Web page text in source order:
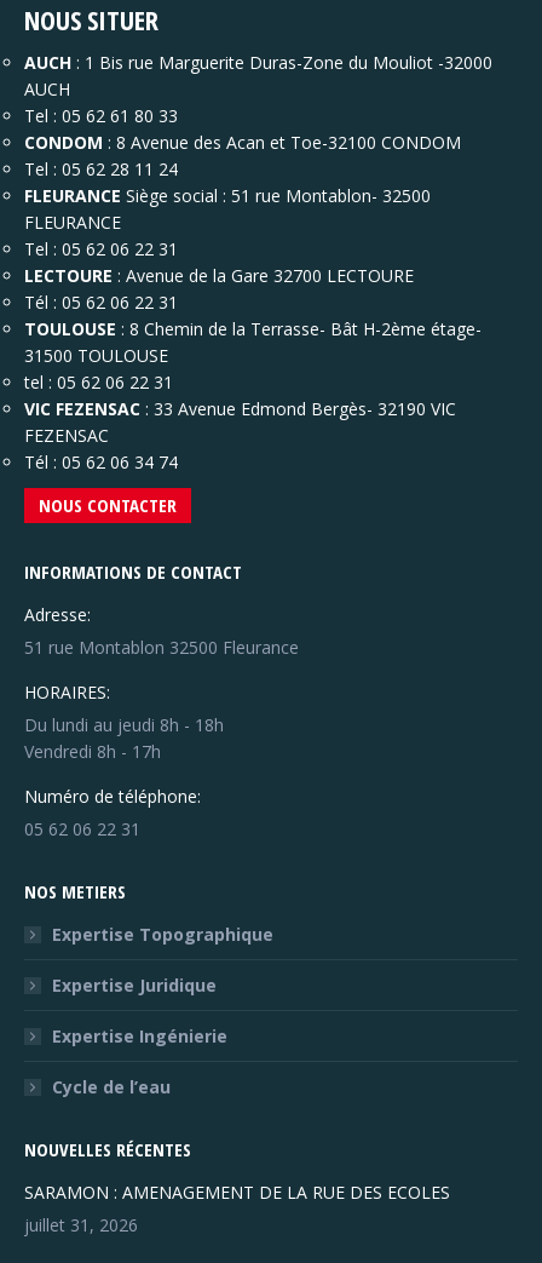
NOUS SITUER
AUCH : 1 Bis rue Marguerite Duras-Zone du Mouliot -32000
AUCH
Tel : 05 62 61 80 33
CONDOM : 8 Avenue des Acan et Toe-32100 CONDOM
Tel : 05 62 28 11 24
FLEURANCE Siège social : 51 rue Montablon- 32500
FLEURANCE
Tel : 05 62 06 22 31
LECTOURE : Avenue de la Gare 32700 LECTOURE
Tél : 05 62 06 22 31
TOULOUSE : 8 Chemin de la Terrasse- Bât H-2ème étage-
31500 TOULOUSE
tel : 05 62 06 22 31
VIC FEZENSAC : 33 Avenue Edmond Bergès- 32190 VIC
FEZENSAC
Tél : 05 62 06 34 74
NOUS CONTACTER
INFORMATIONS DE CONTACT
Adresse:
51 rue Montablon 32500 Fleurance
HORAIRES:
Du lundi au jeudi 8h - 18h
Vendredi 8h - 17h
Numéro de téléphone:
05 62 06 22 31
NOS METIERS
Expertise Topographique
Expertise Juridique
Expertise Ingénierie
Cycle de l’eau
NOUVELLES RÉCENTES
SARAMON : AMENAGEMENT DE LA RUE DES ECOLES
juillet 31, 2026